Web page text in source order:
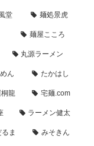
堂 麺処景虎
麺屋こころ
丸源ラーメン
ん たかはし
龍 宅麺.com
ラーメン健太
ま みそきん